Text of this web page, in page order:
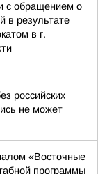
с обращением о
в результате
в г.
российских
не может
«Восточные
программы